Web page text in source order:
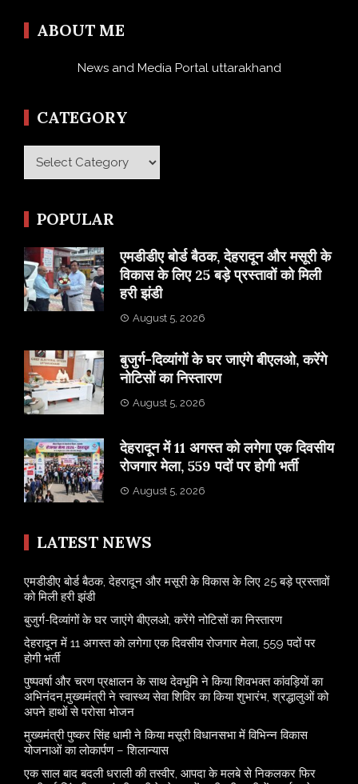
ABOUT ME
News and Media Portal uttarakhand
CATEGORY
Category
POPULAR
एमडीडीए बोर्ड बैठक, देहरादून और मसूरी के
विकास के लिए 25 बड़े प्रस्तावों को मिली
हरी झंडी
August 5, 2026
बुजुर्ग-दिव्यांगों के घर जाएंगे बीएलओ, करेंगे
नोटिसों का निस्तारण
August 5, 2026
​देहरादून में 11 अगस्त को लगेगा एक दिवसीय
रोजगार मेला, 559 पदों पर होगी भर्ती
August 5, 2026
LATEST NEWS
एमडीडीए बोर्ड बैठक, देहरादून और मसूरी के विकास के लिए 25 बड़े प्रस्तावों
को मिली हरी झंडी
बुजुर्ग-दिव्यांगों के घर जाएंगे बीएलओ, करेंगे नोटिसों का निस्तारण
​देहरादून में 11 अगस्त को लगेगा एक दिवसीय रोजगार मेला, 559 पदों पर
होगी भर्ती
पुष्पवर्षा और चरण प्रक्षालन के साथ देवभूमि ने किया शिवभक्त कांवड़ियों का
अभिनंदन,मुख्यमंत्री ने स्वास्थ्य सेवा शिविर का किया शुभारंभ, श्रद्धालुओं को
अपने हाथों से परोसा भोजन
मुख्यमंत्री पुष्कर सिंह धामी ने किया मसूरी विधानसभा में विभिन्न विकास
योजनाओं का लोकार्पण – शिलान्यास
एक साल बाद बदली धराली की तस्वीर, आपदा के मलबे से निकलकर फिर